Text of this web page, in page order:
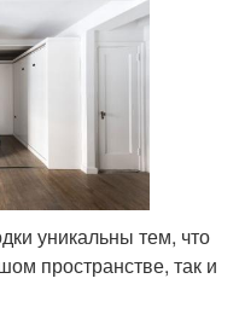
уникальны тем, что
пространстве, так и